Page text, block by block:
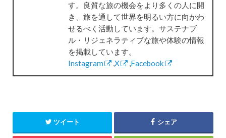
す。良質な旅の機会をより多くの人に開
き、旅を通して世界を明るい方に向かわ
せるべく活動しています。サステナブ
ル・リジェネラティブな旅や体験の情報
を掲載しています。
Instagram
,X ,Facebook
ツイート シェア